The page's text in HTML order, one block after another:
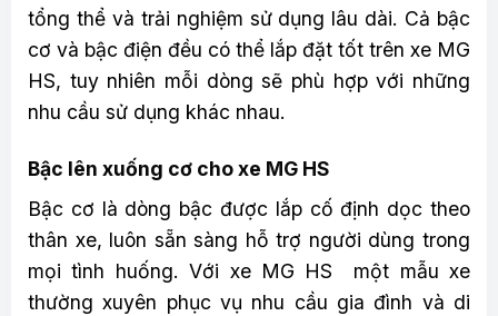
tổng thể và trải nghiệm sử dụng lâu dài. Cả bậc
cơ và bậc điện đều có thể lắp đặt tốt trên xe MG
HS, tuy nhiên mỗi dòng sẽ phù hợp với những
nhu cầu sử dụng khác nhau.
Bậc lên xuống cơ cho xe MG HS
Bậc cơ là dòng bậc được lắp cố định dọc theo
thân xe, luôn sẵn sàng hỗ trợ người dùng trong
mọi tình huống. Với xe MG HS một mẫu xe
thường xuyên phục vụ nhu cầu gia đình và di